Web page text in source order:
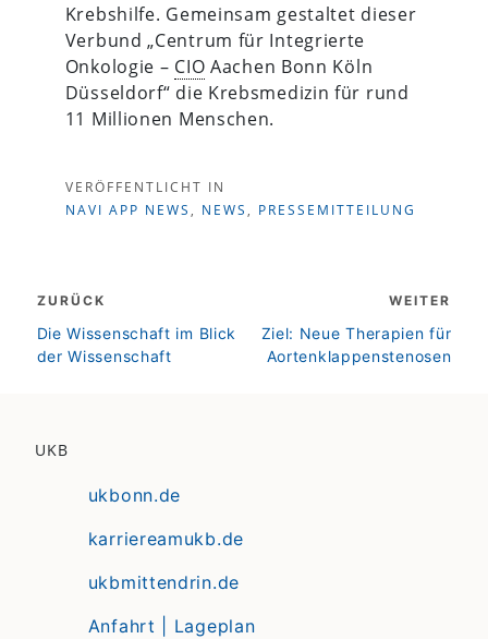
Krebshilfe. Gemeinsam gestaltet dieser
Verbund „Centrum für Integrierte
Onkologie – CIO Aachen Bonn Köln
Düsseldorf“ die Krebsmedizin für rund
11 Millionen Menschen.
VERÖFFENTLICHT IN
NAVI APP NEWS , NEWS , PRESSEMITTEILUNG
ZURÜCK
zurück
Die Wissenschaft im Blick
der Wissenschaft
WEITER
weiter
Ziel: Neue Therapien für
Aortenklappenstenosen
UKB
ukbonn.de
karriereamukb.de
ukbmittendrin.de
Anfahrt | Lageplan